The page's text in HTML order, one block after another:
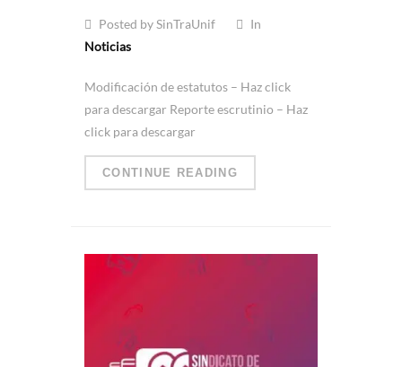
Posted by SinTraUnif
In
Noticias
Modificación de estatutos – Haz click
para descargar Reporte escrutinio – Haz
click para descargar
CONTINUE READING